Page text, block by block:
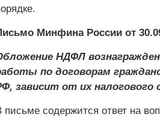
Минфина России от
НДФЛ
по договорам
зависит от их налогового
письме содержится ответ на